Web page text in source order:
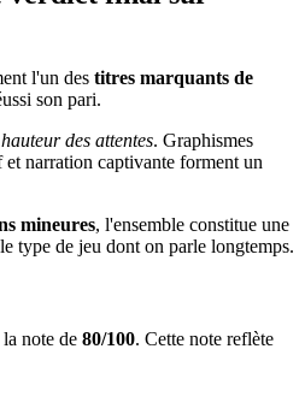
l'un des titres marquants de
son pari.
des attentes. Graphismes
narration captivante forment un
mineures, l'ensemble constitue une
type de jeu dont on parle longtemps.
note de 80/100. Cette note reflète